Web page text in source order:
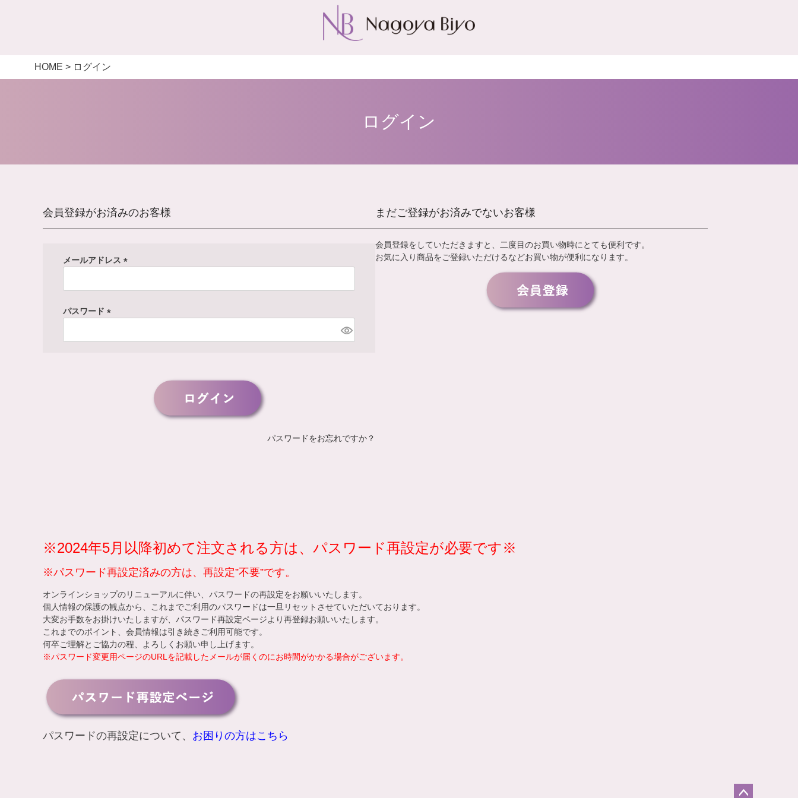
HOME ログイン
ログイン
会員登録がお済みのお客様
メールアドレス
必
パスワード
必
パスワードをお忘れですか？
まだご登録がお済みでないお客様
会員登録をしていただきますと、二度目のお買い物時にとても便利です。
お気に入り商品をご登録いただけるなどお買い物が便利になります。
※2024年5月以降初めて注文される方は、パスワード再設定が必要です※
※パスワード再設定済みの方は、再設定”不要”です。
オンラインショップのリニューアルに伴い、パスワードの再設定をお願いいたします。
個人情報の保護の観点から、これまでご利用のパスワードは一旦リセットさせていただいております。
大変お手数をお掛けいたしますが、 パスワード再設定ページより再登録お願いいたします。
これまでのポイント、会員情報は引き続きご利用可能です。
何卒ご理解とご協力の程、よろしくお願い申し上げます。
※パスワード変更用ページのURLを記載したメールが届くのにお時間がかかる場合がございます。
パスワードの再設定について、 お困りの方はこちら